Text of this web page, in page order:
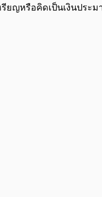
รียญหรือคิดเป็นเงินประ